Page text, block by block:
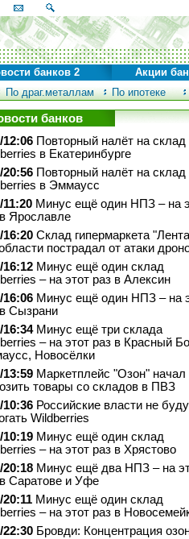
По драг.металлам По ипотеке
банков 2 Акции
банков
12:06 Повторный налёт на склад
в Екатеринбурге
20:56 Повторный налёт на склад
в Эммаусс
11:20 Минус ещё один НПЗ – на
Ярославле
16:20 Склад гипермаркета
пострадал от атаки
16:12 Минус ещё один склад
– на этот раз в Алексин
16:06 Минус ещё один НПЗ – на
Сызрани
16:34 Минус ещё три склада
– на этот раз в Красный
Новосёлки
13:59 Маркетплейс "Озон" начал
товары со складов в ПВЗ
10:36 Российские власти не
Wildberries
10:19 Минус ещё один склад
– на этот раз в Хрястово
20:18 Минус ещё два НПЗ – на
Саратове и Уфе
20:11 Минус ещё один склад
– на этот раз в
22:30 Бровди: Концентрация